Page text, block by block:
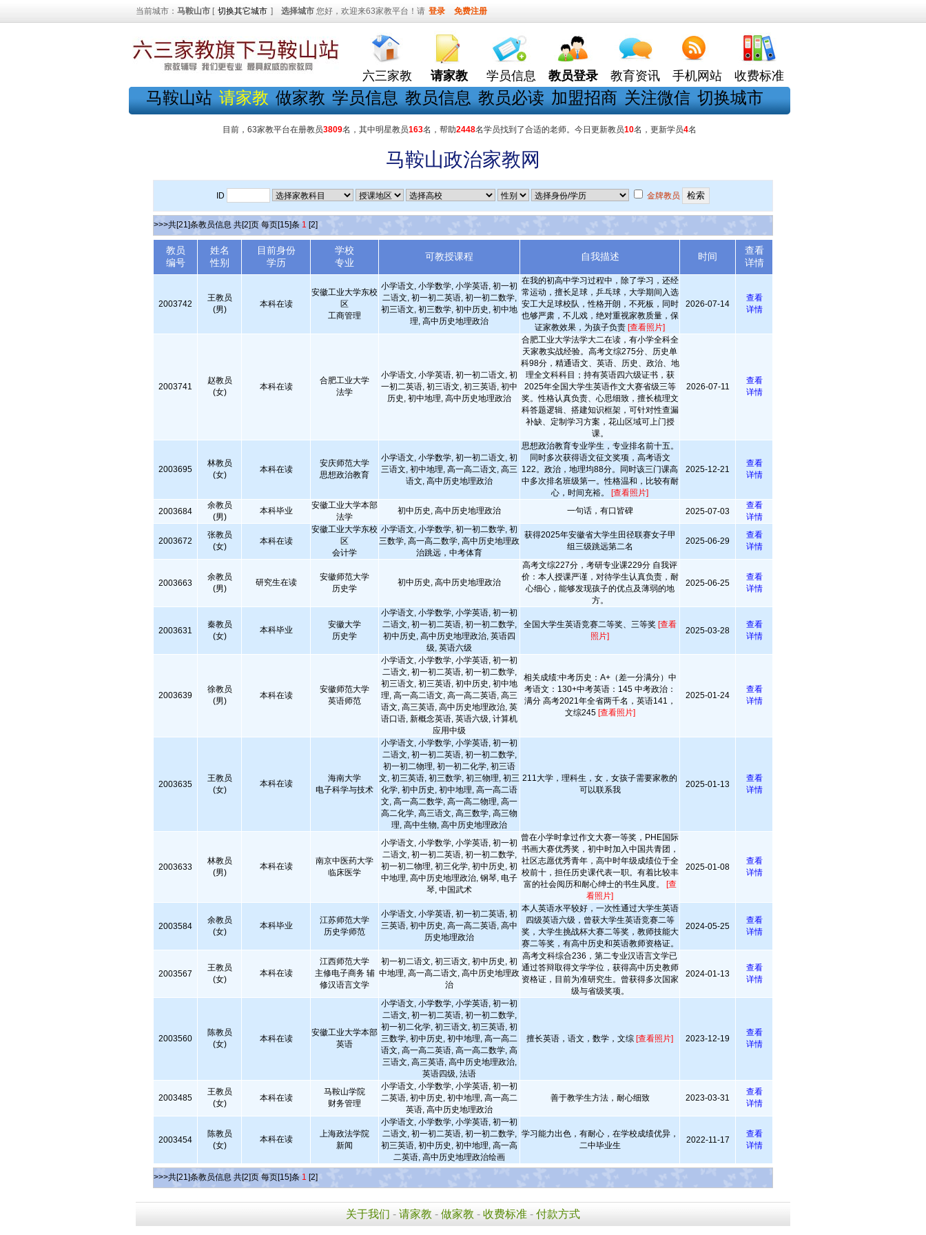
当前城市： 马鞍山市 [ 切换其它城市 ] 选择城市 您好，欢迎来63家教平台！请 登录 免费注册
六三家教 请家教 学员信息 教员登录 教育资讯 手机网站 收费标准
马鞍山站 请家教 做家教 学员信息 教员信息 教员必读 加盟招商 关注微信 切换城市
目前，63家教平台在册教员3809名，其中明星教员163名，帮助2448名学员找到了合适的老师。今日更新教员10名，更新学员4名
马鞍山政治家教网
ID 金牌教员
>>>共[21]条教员信息 共[2]页 每页[15]条 1 [2]
教员
编号
姓名
性别
目前身份
学历
学校
专业
可教授课程 自我描述 时间
查看
详情
2003742
王教员
(男)
本科在读
安徽工业大学东校
区
工商管理
小学语文, 小学数学, 小学英语, 初一初
二语文, 初一初二英语, 初一初二数学,
初三语文, 初三数学, 初中历史, 初中地
理, 高中历史地理政治
在我的初高中学习过程中，除了学习，还经
常运动，擅长足球，乒乓球，大学期间入选
安工大足球校队，性格开朗，不死板，同时
也够严肃，不儿戏，绝对重视家教质量，保
证家教效果，为孩子负责 [查看照片]
2026-07-14
查看
详情
2003741
赵教员
(女)
本科在读
合肥工业大学
法学
小学语文, 小学英语, 初一初二语文, 初
一初二英语, 初三语文, 初三英语, 初中
历史, 初中地理, 高中历史地理政治
合肥工业大学法学大二在读，有小学全科全
天家教实战经验。高考文综275分、历史单
科98分，精通语文、英语、历史、政治、地
理全文科科目；持有英语四六级证书，获
2025年全国大学生英语作文大赛省级三等
奖。性格认真负责、心思细致，擅长梳理文
科答题逻辑、搭建知识框架，可针对性查漏
补缺、定制学习方案，花山区域可上门授
课。
2026-07-11
查看
详情
2003695
林教员
(女)
本科在读
安庆师范大学
思想政治教育
小学语文, 小学数学, 初一初二语文, 初
三语文, 初中地理, 高一高二语文, 高三
语文, 高中历史地理政治
思想政治教育专业学生，专业排名前十五。
同时多次获得语文征文奖项，高考语文
122。政治，地理均88分。同时该三门课高
中多次排名班级第一。性格温和，比较有耐
心，时间充裕。 [查看照片]
2025-12-21
查看
详情
2003684
余教员
(男)
本科毕业
安徽工业大学本部
法学
初中历史, 高中历史地理政治 一句话，有口皆碑 2025-07-03
查看
详情
2003672
张教员
(女)
本科在读
安徽工业大学东校
区
会计学
小学语文, 小学数学, 初一初二数学, 初
三数学, 高一高二数学, 高中历史地理政
治跳远，中考体育
获得2025年安徽省大学生田径联赛女子甲
组三级跳远第二名
2025-06-29
查看
详情
2003663
余教员
(男)
研究生在读
安徽师范大学
历史学
初中历史, 高中历史地理政治
高考文综227分，考研专业课229分 自我评
价：本人授课严谨，对待学生认真负责，耐
心细心，能够发现孩子的优点及薄弱的地
方。
2025-06-25
查看
详情
2003631
秦教员
(女)
本科毕业
安徽大学
历史学
小学语文, 小学数学, 小学英语, 初一初
二语文, 初一初二英语, 初一初二数学,
初中历史, 高中历史地理政治, 英语四
级, 英语六级
全国大学生英语竞赛二等奖、三等奖 [查看
照片]
2025-03-28
查看
详情
2003639
徐教员
(男)
本科在读
安徽师范大学
英语师范
小学语文, 小学数学, 小学英语, 初一初
二语文, 初一初二英语, 初一初二数学,
初三语文, 初三英语, 初中历史, 初中地
理, 高一高二语文, 高一高二英语, 高三
语文, 高三英语, 高中历史地理政治, 英
语口语, 新概念英语, 英语六级, 计算机
应用中级
相关成绩:中考历史：A+（差一分满分）中
考语文：130+中考英语：145 中考政治：
满分 高考2021年全省两千名，英语141，
文综245 [查看照片]
2025-01-24
查看
详情
2003635
王教员
(女)
本科在读
海南大学
电子科学与技术
小学语文, 小学数学, 小学英语, 初一初
二语文, 初一初二英语, 初一初二数学,
初一初二物理, 初一初二化学, 初三语
文, 初三英语, 初三数学, 初三物理, 初三
化学, 初中历史, 初中地理, 高一高二语
文, 高一高二数学, 高一高二物理, 高一
高二化学, 高三语文, 高三数学, 高三物
理, 高中生物, 高中历史地理政治
211大学，理科生，女，女孩子需要家教的
可以联系我
2025-01-13
查看
详情
2003633
林教员
(男)
本科在读
南京中医药大学
临床医学
小学语文, 小学数学, 小学英语, 初一初
二语文, 初一初二英语, 初一初二数学,
初一初二物理, 初三化学, 初中历史, 初
中地理, 高中历史地理政治, 钢琴, 电子
琴, 中国武术
曾在小学时拿过作文大赛一等奖，PHE国际
书画大赛优秀奖，初中时加入中国共青团，
社区志愿优秀青年，高中时年级成绩位于全
校前十，担任历史课代表一职。有着比较丰
富的社会阅历和耐心绅士的书生风度。
[查
看照片]
2025-01-08
查看
详情
2003584
余教员
(女)
本科毕业
江苏师范大学
历史学师范
小学语文, 小学英语, 初一初二英语, 初
三英语, 初中历史, 高一高二英语, 高中
历史地理政治
本人英语水平较好，一次性通过大学生英语
四级英语六级，曾获大学生英语竞赛二等
奖，大学生挑战杯大赛二等奖，教师技能大
赛二等奖，有高中历史和英语教师资格证。
2024-05-25
查看
详情
2003567
王教员
(女)
本科在读
江西师范大学
主修电子商务 辅
修汉语言文学
初一初二语文, 初三语文, 初中历史, 初
中地理, 高一高二语文, 高中历史地理政
治
高考文科综合236，第二专业汉语言文学已
通过答辩取得文学学位，获得高中历史教师
资格证，目前为准研究生。曾获得多次国家
级与省级奖项。
2024-01-13
查看
详情
2003560
陈教员
(女)
本科在读
安徽工业大学本部
英语
小学语文, 小学数学, 小学英语, 初一初
二语文, 初一初二英语, 初一初二数学,
初一初二化学, 初三语文, 初三英语, 初
三数学, 初中历史, 初中地理, 高一高二
语文, 高一高二英语, 高一高二数学, 高
三语文, 高三英语, 高中历史地理政治,
英语四级, 法语
擅长英语，语文，数学，文综 [查看照片] 2023-12-19
查看
详情
2003485
王教员
(女)
本科在读
马鞍山学院
财务管理
小学语文, 小学数学, 小学英语, 初一初
二英语, 初中历史, 初中地理, 高一高二
英语, 高中历史地理政治
善于教学生方法，耐心细致 2023-03-31
查看
详情
2003454
陈教员
(女)
本科在读
上海政法学院
新闻
小学语文, 小学数学, 小学英语, 初一初
二语文, 初一初二英语, 初一初二数学,
初三英语, 初中历史, 初中地理, 高一高
二英语, 高中历史地理政治绘画
学习能力出色，有耐心，在学校成绩优异，
二中毕业生
2022-11-17
查看
详情
>>>共[21]条教员信息 共[2]页 每页[15]条 1 [2]
关于我们 - 请家教 - 做家教 - 收费标准 - 付款方式